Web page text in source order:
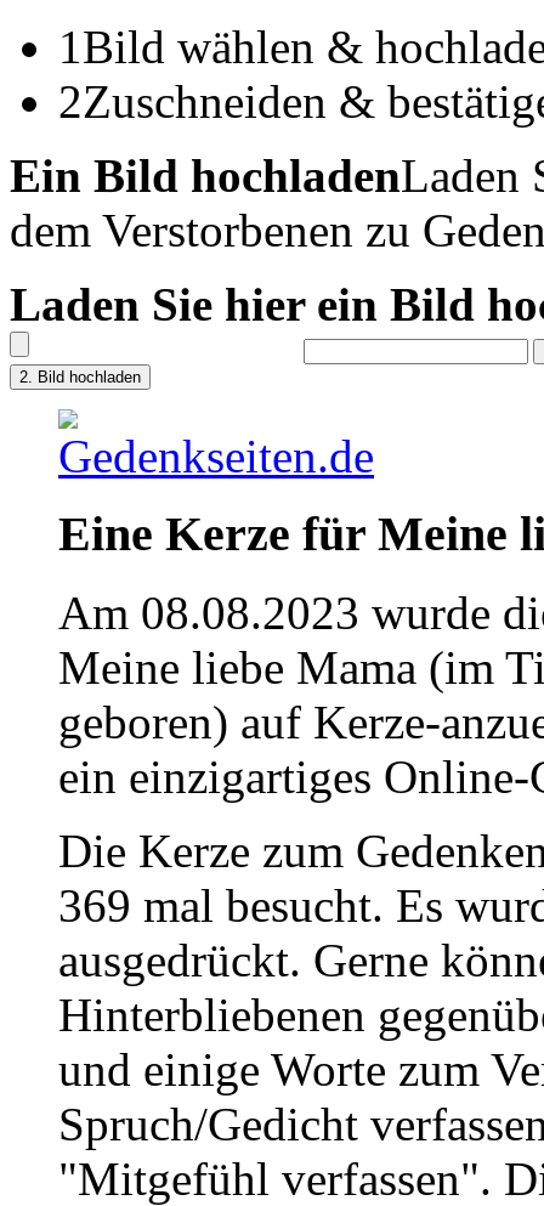
1Bild wählen &
2Zuschneiden &
Ein Bild hochladenLaden
dem Verstorbenen zu
Laden Sie hier ein Bild
Eine Kerze für Meine
Am 08.08.2023 wurde
Meine liebe Mama (im
geboren) auf Kerze-
ein einzigartiges Online-
Die Kerze zum
369 mal besucht. Es
ausgedrückt. Gerne
Hinterbliebenen
und einige Worte zum
Spruch/Gedicht
"Mitgefühl verfassen".